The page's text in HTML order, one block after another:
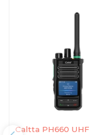
Caltta PH660 UHF